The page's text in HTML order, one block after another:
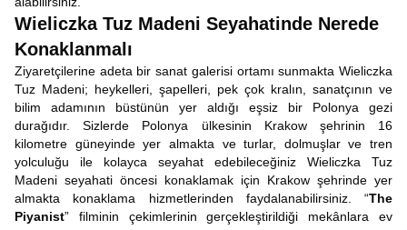
Wieliczka Tuz Madeni Seyahatinde Nerede
Konaklanmalı
Ziyaretçilerine adeta bir sanat galerisi ortamı sunmakta Wieliczka
Tuz Madeni; heykelleri, şapelleri, pek çok kralın, sanatçının ve
bilim adamının büstünün yer aldığı eşsiz bir Polonya gezi
durağıdır. Sizlerde Polonya ülkesinin Krakow şehrinin 16
kilometre güneyinde yer almakta ve turlar, dolmuşlar ve tren
yolculuğu ile kolayca seyahat edebileceğiniz Wieliczka Tuz
Madeni seyahati öncesi konaklamak için Krakow şehrinde yer
almakta konaklama hizmetlerinden faydalanabilirsiniz. “The
Piyanist” filminin çekimlerinin gerçekleştirildiği mekânlara ev